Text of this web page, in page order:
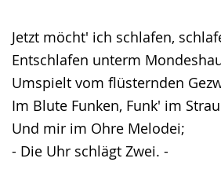
Jetzt möcht' ich schlafen,
Entschlafen unterm
Umspielt vom flüsternden
Im Blute Funken, Funk' im
Und mir im Ohre Melodei;
- Die Uhr schlägt Zwei. -